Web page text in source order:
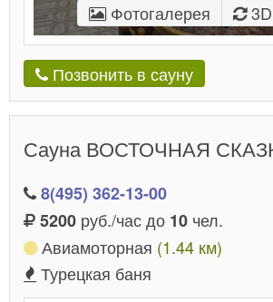
Фотогалерея 3D
Позвонить в сауну
Сауна ВОСТОЧНАЯ
8(495) 362-13-00
5200 руб./час до 10 чел.
Авиамоторная (1.44 км)
Турецкая баня